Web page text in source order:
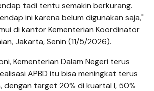
tadi tentu semakin berkurang.
ini karena belum digunakan saja,"
di kantor Kementerian Koordinator
Jakarta, Senin (11/5/2026).
Kementerian Dalam Negeri terus
APBD itu bisa meningkat terus
dengan target 20% di kuartal I, 50%